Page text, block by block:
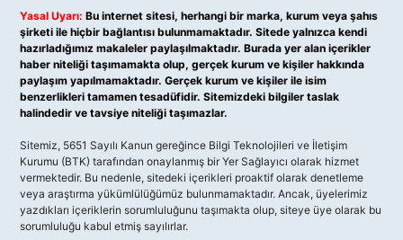
Yasal Uyarı: Bu internet sitesi, herhangi bir marka, kurum veya şahıs
şirketi ile hiçbir bağlantısı bulunmamaktadır. Sitede yalnızca kendi
hazırladığımız makaleler paylaşılmaktadır. Burada yer alan içerikler
haber niteliği taşımamakta olup, gerçek kurum ve kişiler hakkında
paylaşım yapılmamaktadır. Gerçek kurum ve kişiler ile isim
benzerlikleri tamamen tesadüfidir. Sitemizdeki bilgiler taslak
halindedir ve tavsiye niteliği taşımazlar.
Sitemiz, 5651 Sayılı Kanun gereğince Bilgi Teknolojileri ve İletişim
Kurumu (BTK) tarafından onaylanmış bir Yer Sağlayıcı olarak hizmet
vermektedir. Bu nedenle, sitedeki içerikleri proaktif olarak denetleme
veya araştırma yükümlülüğümüz bulunmamaktadır. Ancak, üyelerimiz
yazdıkları içeriklerin sorumluluğunu taşımakta olup, siteye üye olarak bu
sorumluluğu kabul etmiş sayılırlar.